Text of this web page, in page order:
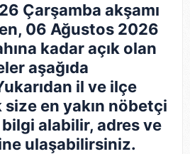
Çarşamba akşamı
06 Ağustos 2026
kadar açık olan
aşağıda
il ve ilçe
en yakın nöbetçi
alabilir, adres ve
ulaşabilirsiniz.